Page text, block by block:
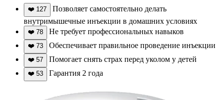
❤️ 127
Позволяет самостоятельно делать
внутримышечные инъекции в домашних условиях
❤️ 78 Не требует профессиональных навыков
❤️ 73 Обеспечивает правильное проведение инъекции
❤️ 57 Помогает снять страх перед уколом у детей
❤️ 53 Гарантия 2 года